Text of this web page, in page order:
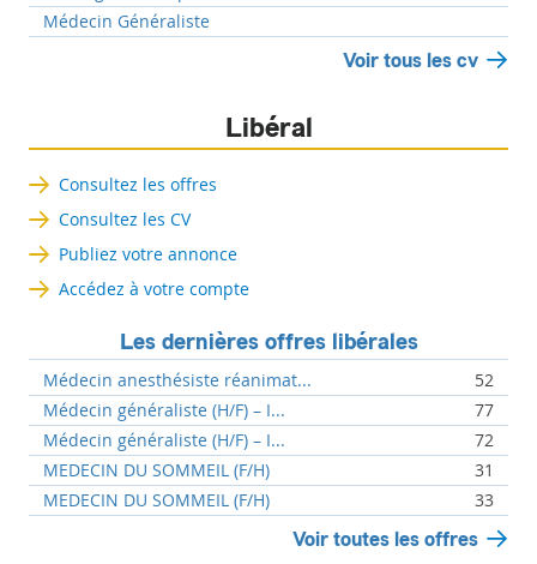
Médecin Généraliste
Voir tous les cv
Libéral
Consultez les offres
Consultez les CV
Publiez votre annonce
Accédez à votre compte
Les dernières offres libérales
Médecin anesthésiste réanimat...
52
Médecin généraliste (H/F) – I...
77
Médecin généraliste (H/F) – I...
72
MEDECIN DU SOMMEIL (F/H)
31
MEDECIN DU SOMMEIL (F/H)
33
Voir toutes les offres